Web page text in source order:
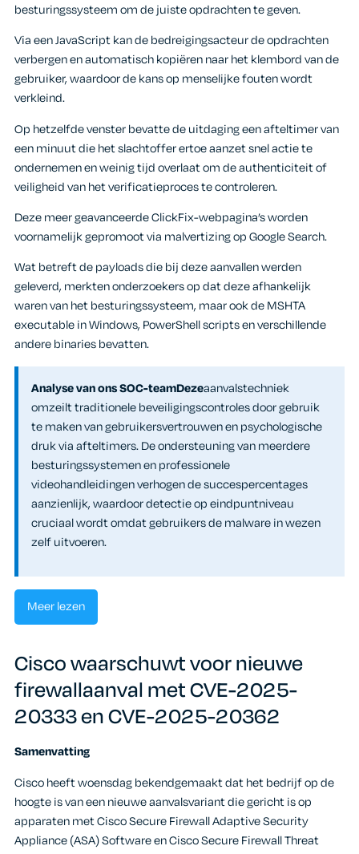
besturingssysteem om de juiste opdrachten te geven.
Via een JavaScript kan de bedreigingsacteur de opdrachten
verbergen en automatisch kopiëren naar het klembord van de
gebruiker, waardoor de kans op menselijke fouten wordt
verkleind.
Op hetzelfde venster bevatte de uitdaging een afteltimer van
een minuut die het slachtoffer ertoe aanzet snel actie te
ondernemen en weinig tijd overlaat om de authenticiteit of
veiligheid van het verificatieproces te controleren.
Deze meer geavanceerde ClickFix-webpagina’s worden
voornamelijk gepromoot via malvertizing op Google Search.
Wat betreft de payloads die bij deze aanvallen werden
geleverd, merkten onderzoekers op dat deze afhankelijk
waren van het besturingssysteem, maar ook de MSHTA
executable in Windows, PowerShell scripts en verschillende
andere binaries bevatten.
Analyse van ons SOC-teamDezeaanvalstechniek
omzeilt traditionele beveiligingscontroles door gebruik
te maken van gebruikersvertrouwen en psychologische
druk via afteltimers. De ondersteuning van meerdere
besturingssystemen en professionele
videohandleidingen verhogen de succespercentages
aanzienlijk, waardoor detectie op eindpuntniveau
cruciaal wordt omdat gebruikers de malware in wezen
zelf uitvoeren.
Meer lezen
Cisco waarschuwt voor nieuwe
firewallaanval met CVE-2025-
20333 en CVE-2025-20362
Samenvatting
Cisco heeft woensdag bekendgemaakt dat het bedrijf op de
hoogte is van een nieuwe aanvalsvariant die gericht is op
apparaten met Cisco Secure Firewall Adaptive Security
Appliance (ASA) Software en Cisco Secure Firewall Threat